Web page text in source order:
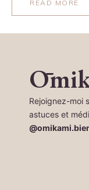
READ MORE
Rejoignez-moi
astuces et